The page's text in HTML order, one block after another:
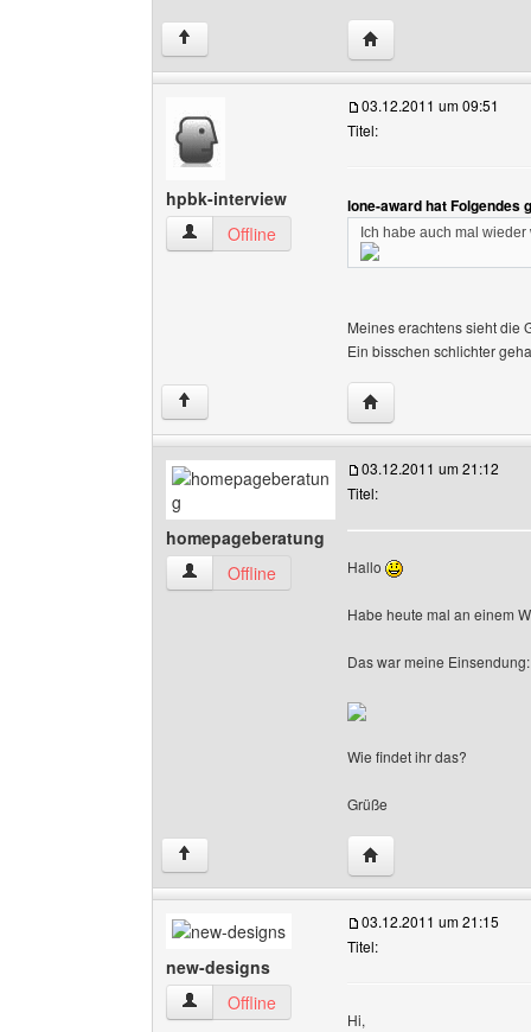
↑ Website dieses
hpbk-interview
hpbk-interview Benutzer-Profile anzeigen
Offline
03.12.2011 um 09:51
Titel:
lone-award hat Folgendes
Ich habe auch mal
Meines erachtens sieht die
Ein bisschen schlichter
↑ Website dieses
homepageberatung
homepageberatung Benutzer-Profile anzeigen
Offline
03.12.2011 um 21:12
Titel:
Hallo
Habe heute mal an einem
Das war meine Einsendung:
Wie findet ihr das?
Grüße
↑ Website dieses
new-designs
new-designs Benutzer-Profile anzeigen
Offline
03.12.2011 um 21:15
Titel:
Hi,